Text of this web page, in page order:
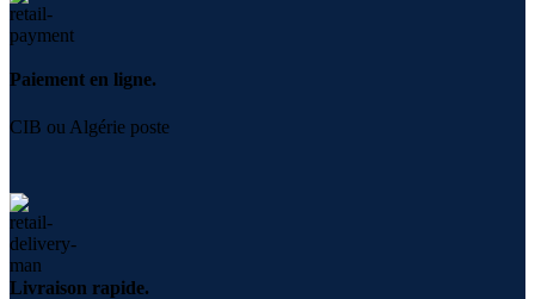
Paiement en ligne.
CIB ou Algérie poste
Livraison rapide.